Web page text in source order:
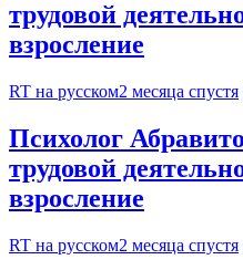
трудовой
взросление
RT на русском2 месяца спустя
Психолог
трудовой
взросление
RT на русском2 месяца спустя